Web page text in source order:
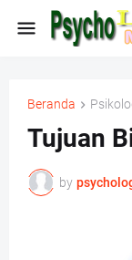
Beranda
Tujuan
by